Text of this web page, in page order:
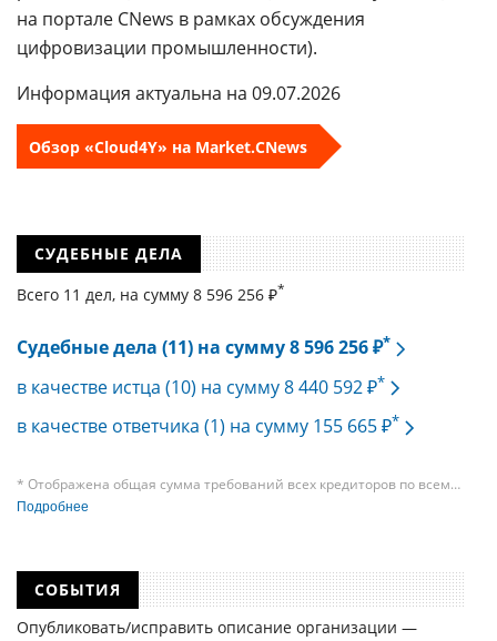
на портале CNews в рамках обсуждения
цифровизации промышленности).
Информация актуальна на 09.07.2026
Обзор «Cloud4Y» на Market.CNews
СУДЕБНЫЕ ДЕЛА
Всего 11 дел, на cумму 8 596 256 ₽*
Судебные дела (11) на сумму 8 596 256 ₽*
в качестве истца (10) на сумму 8 440 592 ₽*
в качестве ответчика (1) на сумму 155 665 ₽*
* Отображена общая сумма требований всех кредиторов по всем
судебным делам, в рамках которых компания подавала требования
в одном таком деле может быть несколько десятков, а размеры сумм
требований одних могут быть больше или меньше размеров
Подробнее
СОБЫТИЯ
Опубликовать/исправить описание организации —